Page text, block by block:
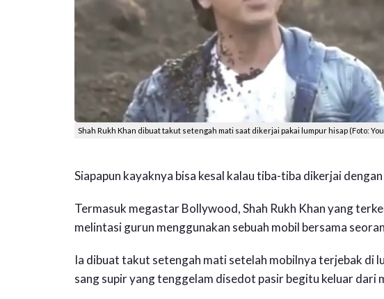
Shah Rukh Khan dibuat takut setengah mati saat dikerjai pakai lumpur hisap (Foto:
Siapapun kayaknya bisa kesal kalau tiba-tiba dikerjai
Termasuk megastar Bollywood, Shah Rukh Khan yang
melintasi gurun menggunakan sebuah mobil bersama
Ia dibuat takut setengah mati setelah mobilnya terjebak di
sang supir yang tenggelam disedot pasir begitu keluar dari